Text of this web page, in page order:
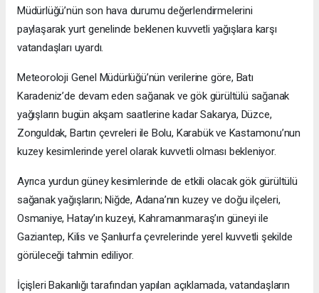
Müdürlüğü’nün son hava durumu değerlendirmelerini
paylaşarak yurt genelinde beklenen kuvvetli yağışlara karşı
vatandaşları uyardı.
Meteoroloji Genel Müdürlüğü’nün verilerine göre, Batı
Karadeniz’de devam eden sağanak ve gök gürültülü sağanak
yağışların bugün akşam saatlerine kadar Sakarya, Düzce,
Zonguldak, Bartın çevreleri ile Bolu, Karabük ve Kastamonu’nun
kuzey kesimlerinde yerel olarak kuvvetli olması bekleniyor.
Ayrıca yurdun güney kesimlerinde de etkili olacak gök gürültülü
sağanak yağışların; Niğde, Adana’nın kuzey ve doğu ilçeleri,
Osmaniye, Hatay’ın kuzeyi, Kahramanmaraş’ın güneyi ile
Gaziantep, Kilis ve Şanlıurfa çevrelerinde yerel kuvvetli şekilde
görüleceği tahmin ediliyor.
İçişleri Bakanlığı tarafından yapılan açıklamada, vatandaşların